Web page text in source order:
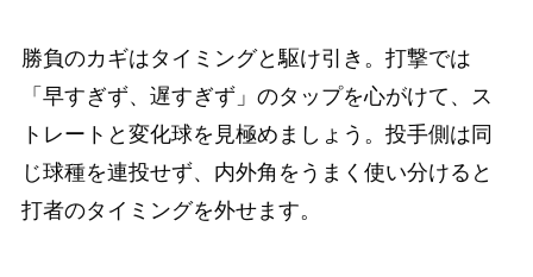
勝負のカギはタイミングと駆け引き。打撃では
「早すぎず、遅すぎず」のタップを心がけて、ス
トレートと変化球を見極めましょう。投手側は同
じ球種を連投せず、内外角をうまく使い分けると
打者のタイミングを外せます。